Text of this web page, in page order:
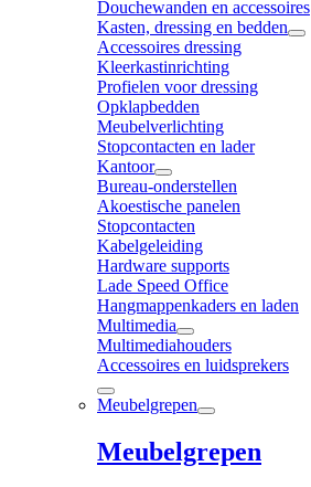
Douchewanden en accessoires
Kasten, dressing en bedden
Accessoires dressing
Kleerkastinrichting
Profielen voor dressing
Opklapbedden
Meubelverlichting
Stopcontacten en lader
Kantoor
Bureau-onderstellen
Akoestische panelen
Stopcontacten
Kabelgeleiding
Hardware supports
Lade Speed Office
Hangmappenkaders en laden
Multimedia
Multimediahouders
Accessoires en luidsprekers
Meubelgrepen
Meubelgrepen